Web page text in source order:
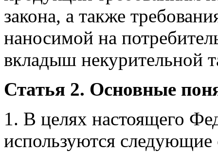
закона, а также
наносимой на
вкладыш некурительной
Статья 2. Основные
1. В целях настоящего
используются